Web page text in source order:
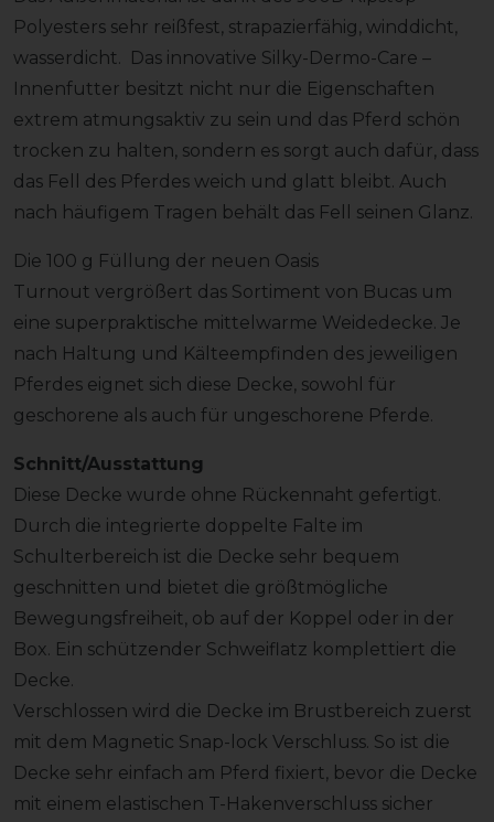
Polyesters sehr reißfest, strapazierfähig, winddicht,
wasserdicht. Das innovative Silky-Dermo-Care –
Innenfutter besitzt nicht nur die Eigenschaften
extrem atmungsaktiv zu sein und das Pferd schön
trocken zu halten, sondern es sorgt auch dafür, dass
das Fell des Pferdes weich und glatt bleibt. Auch
nach häufigem Tragen behält das Fell seinen Glanz.
Die 100 g Füllung der neuen Oasis
Turnout vergrößert das Sortiment von Bucas um
eine superpraktische mittelwarme Weidedecke. Je
nach Haltung und Kälteempfinden des jeweiligen
Pferdes eignet sich diese Decke, sowohl für
geschorene als auch für ungeschorene Pferde.
Schnitt/Ausstattung
Diese Decke wurde ohne Rückennaht gefertigt.
Durch die integrierte doppelte Falte im
Schulterbereich ist die Decke sehr bequem
geschnitten und bietet die größtmögliche
Bewegungsfreiheit, ob auf der Koppel oder in der
Box. Ein schützender Schweiflatz komplettiert die
Decke.
Verschlossen wird die Decke im Brustbereich zuerst
mit dem Magnetic Snap-lock Verschluss. So ist die
Decke sehr einfach am Pferd fixiert, bevor die Decke
mit einem elastischen T-Hakenverschluss sicher